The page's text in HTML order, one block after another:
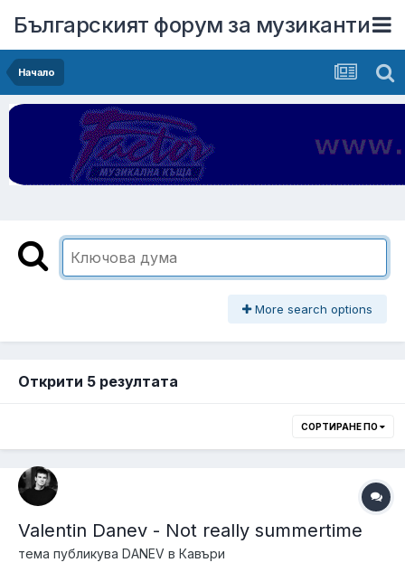
Българският форум за музиканти
Начало
More search options
Открити 5 резултата
СОРТИРАНЕ ПО
Valentin Danev - Not really summertime
тема публикува DANEV в Кавъри